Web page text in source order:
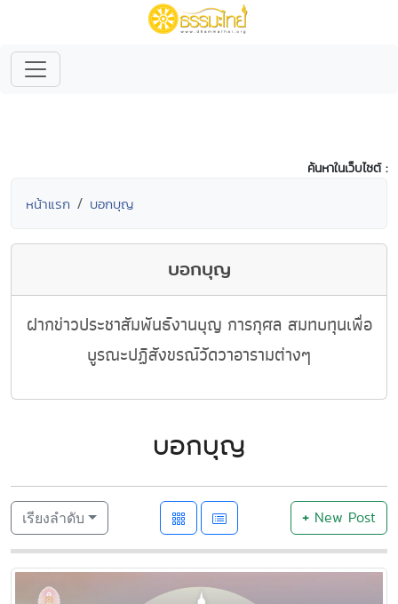
ค้นหาในเว็บไซต์ :
หน้าแรก บอกบุญ
บอกบุญ
ฝากข่าวประชาสัมพันธ์งานบุญ การกุศล สมทบทุนเพื่อ
บูรณะปฏิสังขรณ์วัดวาอารามต่างๆ
บอกบุญ
เรียงลำดับ +New Post